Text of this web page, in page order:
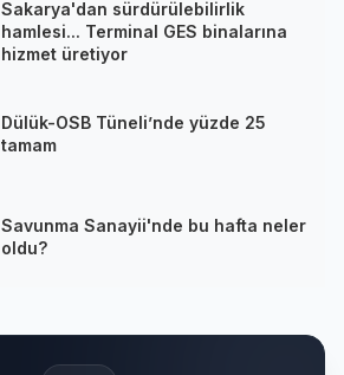
Sakarya'dan sürdürülebilirlik
hamlesi... Terminal GES binalarına
hizmet üretiyor
Dülük-OSB Tüneli’nde yüzde 25
tamam
Savunma Sanayii'nde bu hafta neler
oldu?